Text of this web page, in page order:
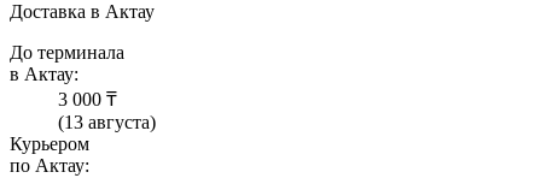
Доставка в Актау
До терминала
в Актау:
3 000 ₸
(13 августа)
Курьером
по Актау: